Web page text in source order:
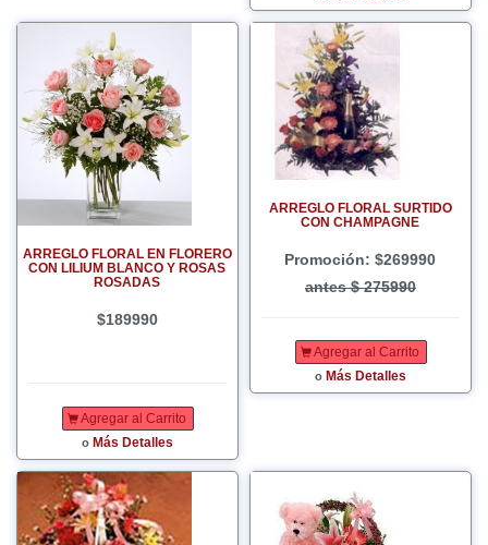
ARREGLO FLORAL EN FLORERO
CON LILIUM BLANCO Y ROSAS
ROSADAS
$189990
Agregar al Carrito
o Más Detalles
ARREGLO FLORAL SURTIDO
CON CHAMPAGNE
Promoción: $269990
antes $ 275990
Agregar al Carrito
o Más Detalles